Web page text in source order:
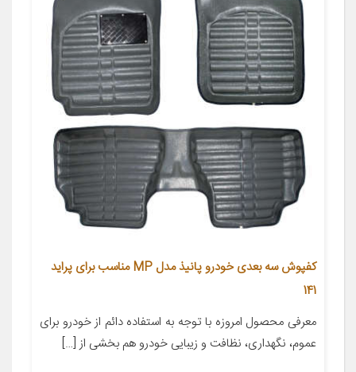
کفپوش سه بعدی خودرو پانیذ مدل MP مناسب برای پراید
141
معرفی محصول امروزه با توجه به استفاده دائم از خودرو برای
عموم، نگهداری، نظافت و زیبایی خودرو هم بخشی از […]